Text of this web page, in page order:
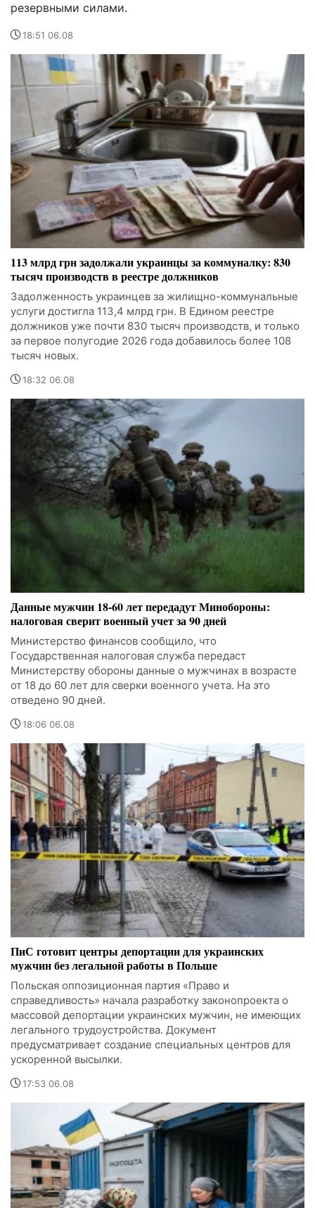
резервными силами.
18:51 06.08
113 млрд грн задолжали украинцы за коммуналку: 830
тысяч производств в реестре должников
Задолженность украинцев за жилищно-коммунальные
услуги достигла 113,4 млрд грн. В Едином реестре
должников уже почти 830 тысяч производств, и только
за первое полугодие 2026 года добавилось более 108
тысяч новых.
18:32 06.08
Данные мужчин 18-60 лет передадут Минобороны:
налоговая сверит военный учет за 90 дней
Министерство финансов сообщило, что
Государственная налоговая служба передаст
Министерству обороны данные о мужчинах в возрасте
от 18 до 60 лет для сверки военного учета. На это
отведено 90 дней.
18:06 06.08
ПиС готовит центры депортации для украинских
мужчин без легальной работы в Польше
Польская оппозиционная партия «Право и
справедливость» начала разработку законопроекта о
массовой депортации украинских мужчин, не имеющих
легального трудоустройства. Документ
предусматривает создание специальных центров для
ускоренной высылки.
17:53 06.08